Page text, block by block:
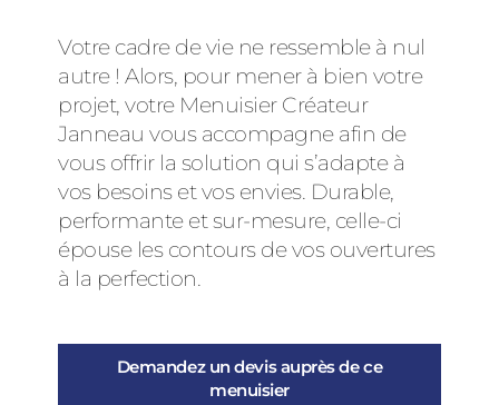
Votre cadre de vie ne ressemble à nul
autre ! Alors, pour mener à bien votre
projet, votre Menuisier Créateur
Janneau vous accompagne afin de
vous offrir la solution qui s’adapte à
vos besoins et vos envies. Durable,
performante et sur-mesure, celle-ci
épouse les contours de vos ouvertures
à la perfection.
Demandez un devis auprès de ce
menuisier